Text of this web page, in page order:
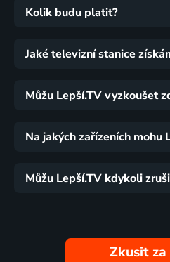
Kolik budu platit?
Jaké televizní stanice
Můžu Lepší.TV vyzkoušet
Na jakých zařízeních mohu
Můžu Lepší.TV kdykoli
Zkusit za